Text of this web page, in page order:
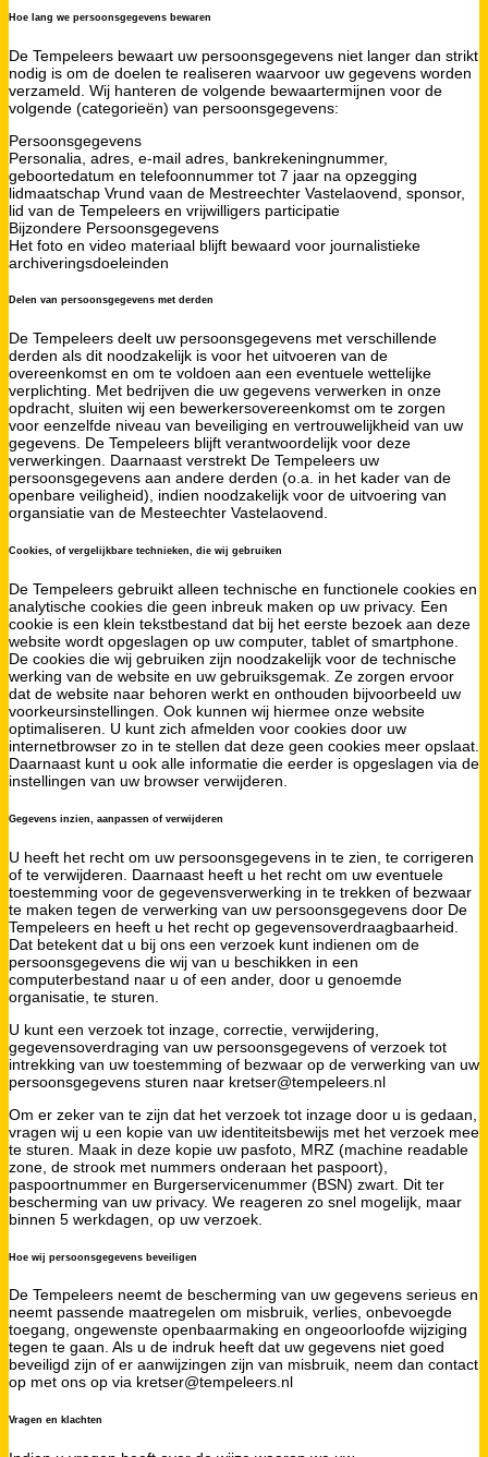
Hoe lang we persoonsgegevens bewaren
De Tempeleers bewaart uw persoonsgegevens niet langer dan strikt
nodig is om de doelen te realiseren waarvoor uw gegevens worden
verzameld. Wij hanteren de volgende bewaartermijnen voor de
volgende (categorieën) van persoonsgegevens:
Persoonsgegevens
Personalia, adres, e-mail adres, bankrekeningnummer,
geboortedatum en telefoonnummer tot 7 jaar na opzegging
lidmaatschap Vrund vaan de Mestreechter Vastelaovend, sponsor,
lid van de Tempeleers en vrijwilligers participatie
Bijzondere Persoonsgegevens
Het foto en video materiaal blijft bewaard voor journalistieke
archiveringsdoeleinden
Delen van persoonsgegevens met derden
De Tempeleers deelt uw persoonsgegevens met verschillende
derden als dit noodzakelijk is voor het uitvoeren van de
overeenkomst en om te voldoen aan een eventuele wettelijke
verplichting. Met bedrijven die uw gegevens verwerken in onze
opdracht, sluiten wij een bewerkersovereenkomst om te zorgen
voor eenzelfde niveau van beveiliging en vertrouwelijkheid van uw
gegevens. De Tempeleers blijft verantwoordelijk voor deze
verwerkingen. Daarnaast verstrekt De Tempeleers uw
persoonsgegevens aan andere derden (o.a. in het kader van de
openbare veiligheid), indien noodzakelijk voor de uitvoering van
organsiatie van de Mesteechter Vastelaovend.
Cookies, of vergelijkbare technieken, die wij gebruiken
De Tempeleers gebruikt alleen technische en functionele cookies en
analytische cookies die geen inbreuk maken op uw privacy. Een
cookie is een klein tekstbestand dat bij het eerste bezoek aan deze
website wordt opgeslagen op uw computer, tablet of smartphone.
De cookies die wij gebruiken zijn noodzakelijk voor de technische
werking van de website en uw gebruiksgemak. Ze zorgen ervoor
dat de website naar behoren werkt en onthouden bijvoorbeeld uw
voorkeursinstellingen. Ook kunnen wij hiermee onze website
optimaliseren. U kunt zich afmelden voor cookies door uw
internetbrowser zo in te stellen dat deze geen cookies meer opslaat.
Daarnaast kunt u ook alle informatie die eerder is opgeslagen via de
instellingen van uw browser verwijderen.
Gegevens inzien, aanpassen of verwijderen
U heeft het recht om uw persoonsgegevens in te zien, te corrigeren
of te verwijderen. Daarnaast heeft u het recht om uw eventuele
toestemming voor de gegevensverwerking in te trekken of bezwaar
te maken tegen de verwerking van uw persoonsgegevens door De
Tempeleers en heeft u het recht op gegevensoverdraagbaarheid.
Dat betekent dat u bij ons een verzoek kunt indienen om de
persoonsgegevens die wij van u beschikken in een
computerbestand naar u of een ander, door u genoemde
organisatie, te sturen.
U kunt een verzoek tot inzage, correctie, verwijdering,
gegevensoverdraging van uw persoonsgegevens of verzoek tot
intrekking van uw toestemming of bezwaar op de verwerking van uw
persoonsgegevens sturen naar kretser@tempeleers.nl
Om er zeker van te zijn dat het verzoek tot inzage door u is gedaan,
vragen wij u een kopie van uw identiteitsbewijs met het verzoek mee
te sturen. Maak in deze kopie uw pasfoto, MRZ (machine readable
zone, de strook met nummers onderaan het paspoort),
paspoortnummer en Burgerservicenummer (BSN) zwart. Dit ter
bescherming van uw privacy. We reageren zo snel mogelijk, maar
binnen 5 werkdagen, op uw verzoek.
Hoe wij persoonsgegevens beveiligen
De Tempeleers neemt de bescherming van uw gegevens serieus en
neemt passende maatregelen om misbruik, verlies, onbevoegde
toegang, ongewenste openbaarmaking en ongeoorloofde wijziging
tegen te gaan. Als u de indruk heeft dat uw gegevens niet goed
beveiligd zijn of er aanwijzingen zijn van misbruik, neem dan contact
op met ons op via kretser@tempeleers.nl
Vragen en klachten